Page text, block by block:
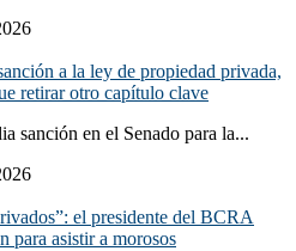
a la ley de propiedad privada,
retirar otro capítulo clave
sanción en el Senado para la...
el presidente del BCRA
para asistir a morosos